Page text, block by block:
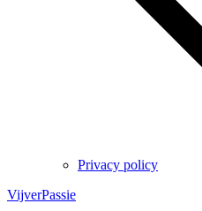
Privacy policy
VijverPassie